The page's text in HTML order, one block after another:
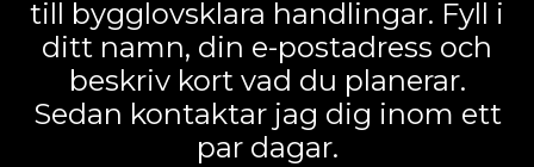
till bygglovsklara handlingar. Fyll i
ditt namn, din e-postadress och
beskriv kort vad du planerar.
Sedan kontaktar jag dig inom ett
par dagar.